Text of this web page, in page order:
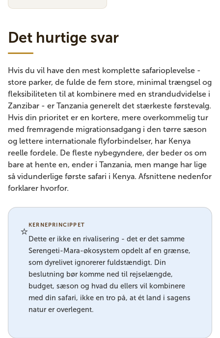
Det hurtige svar
Hvis du vil have den mest komplette safarioplevelse -
store parker, de fulde de fem store, minimal trængsel og
fleksibiliteten til at kombinere med en strandudvidelse i
Zanzibar - er Tanzania generelt det stærkeste førstevalg.
Hvis din prioritet er en kortere, mere overkommelig tur
med fremragende migrationsadgang i den tørre sæson
og lettere internationale flyforbindelser, har Kenya
reelle fordele. De fleste nybegyndere, der beder os om
bare at hente en, ender i Tanzania, men mange har lige
så vidunderlige første safari i Kenya. Afsnittene nedenfor
forklarer hvorfor.
⭐KERNEPRINCIPPET
Dette er ikke en rivalisering - det er det samme
Serengeti-Mara-økosystem opdelt af en grænse,
som dyrelivet ignorerer fuldstændigt. Din
beslutning bør komme ned til rejselængde,
budget, sæson og hvad du ellers vil kombinere
med din safari, ikke en tro på, at ét land i sagens
natur er overlegent.